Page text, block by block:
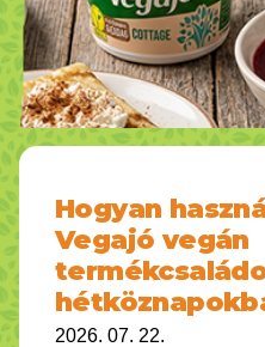
Hogyan
Vegajó vegán
2026. 07. 22.